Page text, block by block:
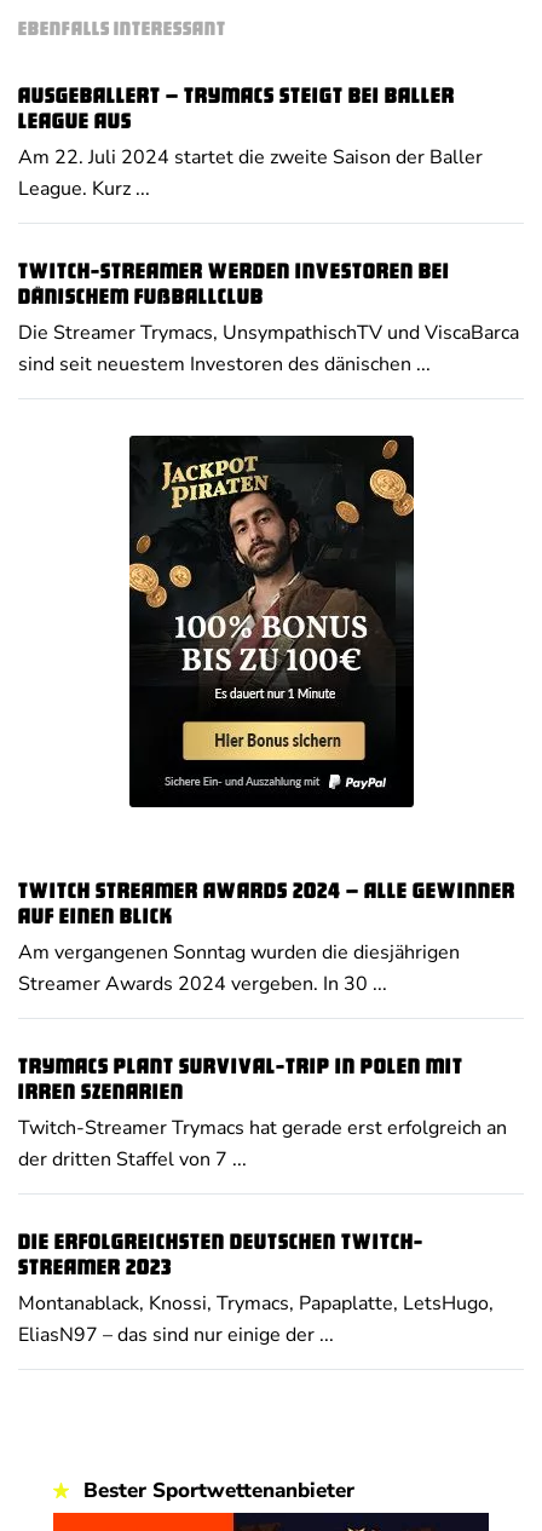
EBENFALLS INTERESSANT
Ausgeballert – Trymacs steigt bei Baller
League aus
Am 22. Juli 2024 startet die zweite Saison der Baller
League. Kurz ...
Twitch-Streamer werden Investoren bei
dänischem Fußballclub
Die Streamer Trymacs, UnsympathischTV und ViscaBarca
sind seit neuestem Investoren des dänischen ...
Twitch Streamer Awards 2024 – alle Gewinner
auf einen Blick
Am vergangenen Sonntag wurden die diesjährigen
Streamer Awards 2024 vergeben. In 30 ...
Trymacs plant Survival-Trip in Polen mit
irren Szenarien
Twitch-Streamer Trymacs hat gerade erst erfolgreich an
der dritten Staffel von 7 ...
Die erfolgreichsten deutschen Twitch-
Streamer 2023
Montanablack, Knossi, Trymacs, Papaplatte, LetsHugo,
EliasN97 – das sind nur einige der ...
Bester Sportwettenanbieter